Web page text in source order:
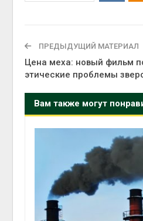
ПРЕДЫДУЩИЙ МАТЕРИАЛ
Цена меха: новый фильм
этические проблемы
Вам также могут